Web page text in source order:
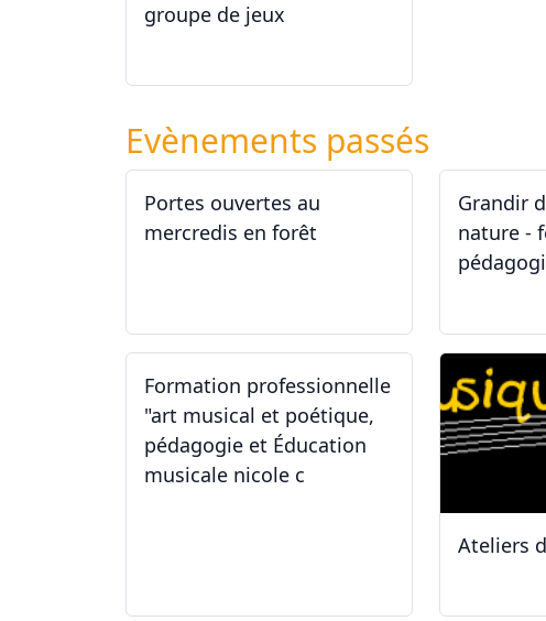
groupe de jeux
Evènements passés
Portes ouvertes au
mercredis en forêt
Grandir
nature -
Formation professionnelle
"art musical et poétique,
pédagogie et Éducation
musicale nicole c
Ateliers